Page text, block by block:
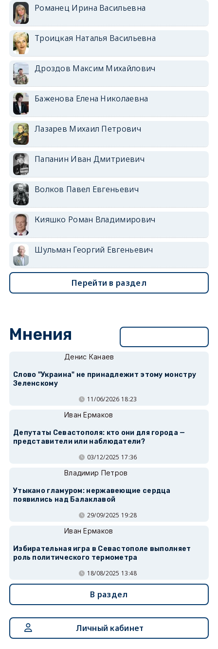
Романец Ирина Васильевна
Троицкая Наталья Васильевна
Дроздов Максим Михайлович
Баженова Елена Николаевна
Лазарев Михаил Петрович
Папанин Иван Дмитриевич
Волков Павел Евгеньевич
Кияшко Роман Владимирович
Шульман Георгий Евгеньевич
Перейти в раздел
Мнения
Денис Канаев
Слово "Украина" не принадлежит этому монстру
Зеленскому
11/06/2026 18:23
Иван Ермаков
Депутаты Севастополя: кто они для города —
представители или наблюдатели?
03/12/2025 17:36
Владимир Петров
Утыкано гламуром: нержавеющие сердца
появились над Балаклавой
29/09/2025 19:28
Иван Ермаков
Избирательная игра в Севастополе выполняет
роль политического термометра
18/08/2025 13:48
В раздел
Личный кабинет